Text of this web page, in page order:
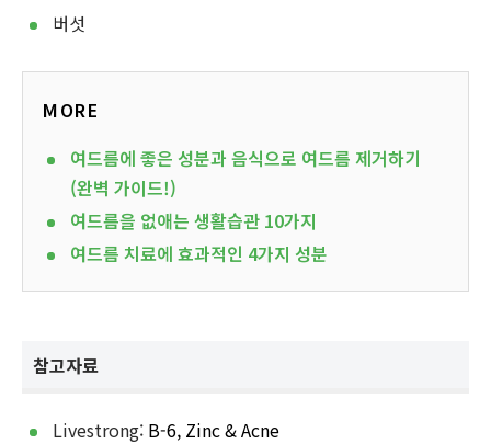
버섯
MORE
여드름에 좋은 성분과 음식으로 여드름 제거하기
(완벽 가이드!)
여드름을 없애는 생활습관 10가지
여드름 치료에 효과적인 4가지 성분
참고자료
Livestrong: B-6, Zinc & Acne